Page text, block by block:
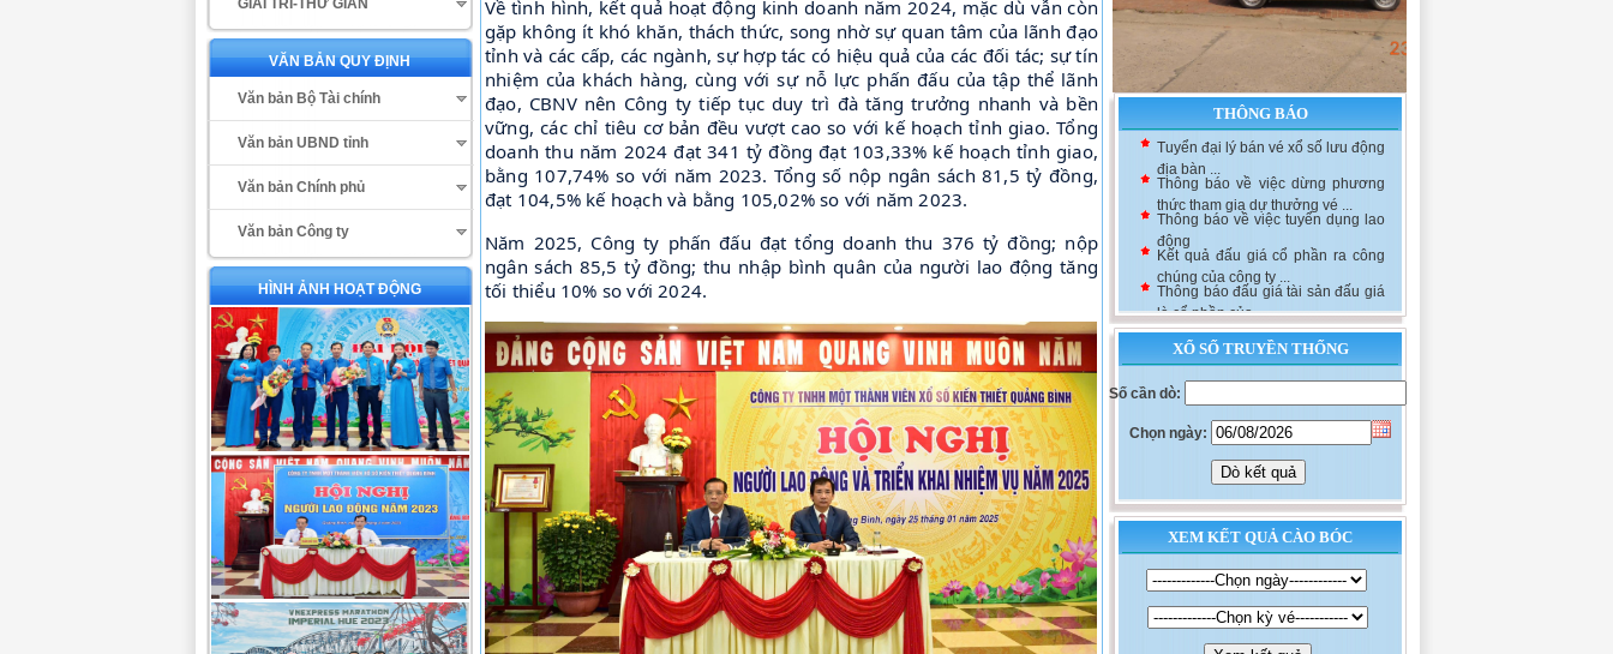
GIẢI TRÍ-THƯ GIÃN
VĂN BẢN QUY ĐỊNH
Văn bản Bộ Tài chính
Văn bản UBND tỉnh
Văn bản Chính phủ
Văn bản Công ty
HÌNH ẢNH HOẠT ĐỘNG
Về tình hình, kết quả hoạt động kinh doanh năm 2024, mặc dù vẫn còn
gặp không ít khó khăn, thách thức, song nhờ sự quan tâm của lãnh đạo
tỉnh và các cấp, các ngành, sự hợp tác có hiệu quả của các đối tác; sự tín
nhiệm của khách hàng, cùng với sự nỗ lực phấn đấu của tập thể lãnh
đạo, CBNV nên Công ty tiếp tục duy trì đà tăng trưởng nhanh và bền
vững, các chỉ tiêu cơ bản đều vượt cao so với kế hoạch tỉnh giao. Tổng
doanh thu năm 2024 đạt 341 tỷ đồng đạt 103,33% kế hoạch tỉnh giao,
bằng 107,74% so với năm 2023. Tổng số nộp ngân sách 81,5 tỷ đồng,
đạt 104,5% kế hoạch và bằng 105,02% so với năm 2023.
Năm 2025, Công ty phấn đấu đạt tổng doanh thu 376 tỷ đồng; nộp
ngân sách 85,5 tỷ đồng; thu nhập bình quân của người lao động tăng
tối thiểu 10% so với 2024.
THÔNG BÁO
Tuyển đại lý bán vé xổ số lưu động
địa bàn ...
Thông báo về việc dừng phương
thức tham gia dự thưởng vé ...
Thông báo về việc tuyển dụng lao
động
Kết quả đấu giá cổ phần ra công
chúng của công ty ...
Thông báo đấu giá tài sản đấu giá
là cổ phần của ...
XỔ SỐ TRUYỀN THỐNG
Số cần dò:
Chọn ngày:
XEM KẾT QUẢ CÀO BÓC